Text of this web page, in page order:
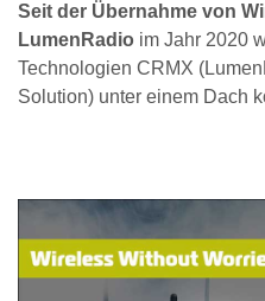
Seit der Übernahme von
LumenRadio im Jahr 2020
Technologien CRMX
Solution) unter einem Dach